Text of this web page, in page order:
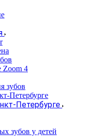
Zoom 4
зубов
Петербурге
зубов у детей